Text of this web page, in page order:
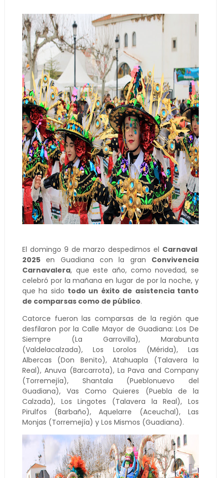
El domingo 9 de marzo despedimos el Carnaval
2025en Guadiana con la gran Convivencia
Carnavalera, que este año, como novedad, se
celebró por la mañana en lugar de por la noche, y
que ha sido todo un éxito de asistencia tanto
de comparsas como de público.
Catorce fueron las comparsas de la región que
desfilaron por la Calle Mayor de Guadiana: Los De
Siempre (La Garrovilla), Marabunta
(Valdelacalzada), Los Lorolos (Mérida), Las
Albercas (Don Benito), Atahuapla (Talavera la
Real), Anuva (Barcarrota), La Pava and Company
(Torremejía), Shantala (Pueblonuevo del
Guadiana), Vas Como Quieres (Puebla de la
Calzada), Los Lingotes (Talavera la Real), Los
Pirulfos (Barbaño), Aquelarre (Aceuchal), Las
Monjas (Torremejía) y Los Mismos (Guadiana).